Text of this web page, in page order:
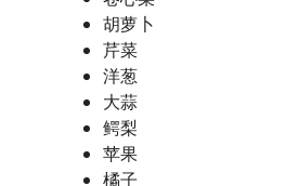
胡萝卜
芹菜
洋葱
大蒜
鳄梨
苹果
橘子